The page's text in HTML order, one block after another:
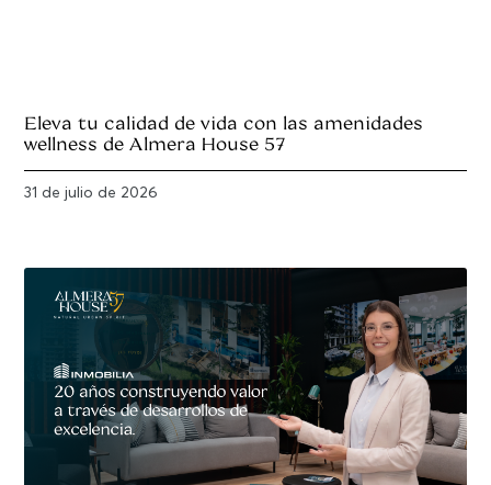
Eleva tu calidad de vida con las amenidades
wellness de Almera House 57
31 de julio de 2026